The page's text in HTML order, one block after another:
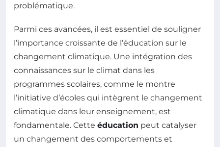
problématique.
Parmi ces avancées, il est essentiel de souligner
l’importance croissante de l’éducation sur le
changement climatique. Une intégration des
connaissances sur le climat dans les
programmes scolaires, comme le montre
l’initiative d’écoles qui intègrent le changement
climatique dans leur enseignement, est
fondamentale. Cette éducation peut catalyser
un changement des comportements et